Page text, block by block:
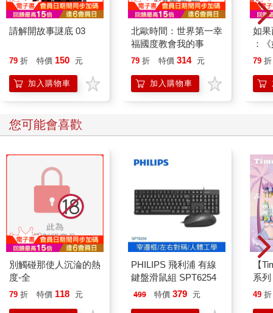
請解開故事謎底 03
79 折 特價 150 元
加入購物車
北歐時間：世界第一幸
福國度教會我的事
79 折 特價 314 元
加入購物車
如
：
喵
79 折
您可能會喜歡
別觸碰那使人沉淪的熱
度-全
79 折 特價 118 元
PHILIPS 飛利浦 有線
鍵盤滑鼠組 SPT6254
499 特價 379 元
【
系
禮物
49 折